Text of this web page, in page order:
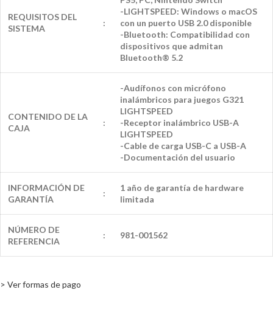
REQUISITOS DEL
SISTEMA
:
-LIGHTSPEED: Windows o macOS
con un puerto USB 2.0 disponible
-Bluetooth: Compatibilidad con
dispositivos que admitan
Bluetooth® 5.2
CONTENIDO DE LA
CAJA
:
-Audífonos con micrófono
inalámbricos para juegos G321
LIGHTSPEED
-Receptor inalámbrico USB-A
LIGHTSPEED
-Cable de carga USB-C a USB-A
-Documentación del usuario
INFORMACIÓN DE
GARANTÍA
:
1 año de garantía de hardware
limitada
NÚMERO DE
REFERENCIA
: 981-001562
> Ver formas de pago